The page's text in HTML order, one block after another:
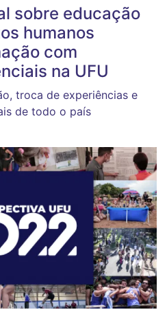
sobre educação
humanos
com
na UFU
troca de experiências e
de todo o país